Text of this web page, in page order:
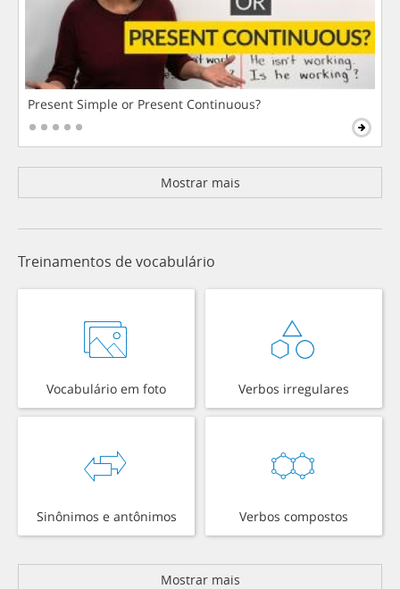
Present Simple or Present Continuous?
Mostrar mais
Treinamentos de vocabulário
Vocabulário em foto Verbos irregulares
Sinônimos e antônimos Verbos compostos
Mostrar mais